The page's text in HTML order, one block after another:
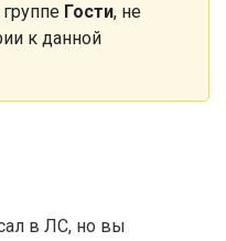
Гости, не
к данной
в ЛС, но вы